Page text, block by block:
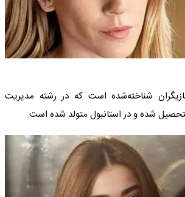
شناخته‌شده است که در رشته مدیریت
شده و در استانبول متولد شده است.